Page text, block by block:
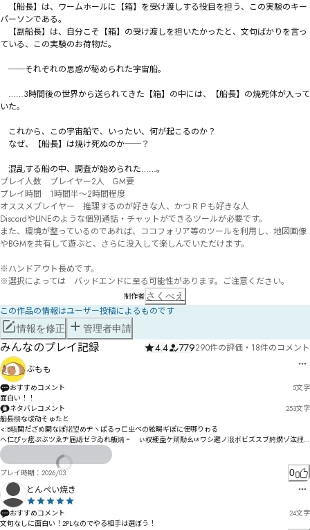
【船長】は、ワームホールに【箱】を受け渡しする役目を担う、この実験のキー
パーソンである。
【副船長】は、自分こそ【箱】の受け渡しを担いたかったと、文句ばかりを言っ
ている、この実験のお荷物だ。
──それぞれの思惑が秘められた宇宙船。
……3時間後の世界から送られてきた【箱】の中には、【船長】の焼死体が入って
いた。
これから、この宇宙船で、いったい、何が起こるのか？
なぜ、【船長】は焼け死ぬのか──？
混乱する船の中、調査が始められた……。
プレイ人数　プレイヤー2人　GM要
プレイ時間　1時間半～2時間程度
オススメプレイヤー　推理するのが好きな人、かつＲＰも好きな人
DiscordやLINEのような個別通話・チャットができるツールが必要です。
また、環境が整っているのであれば、ココフォリア等のツールを利用し、地図画像
やBGMを共有して遊ぶと、さらに没入して楽しんでいただけます。
※ハンドアウト長めです。
※選択によっては　バッドエンドに至る可能性があります。ご注意ください。
制作者 さくべえ
この作品の情報はユーザー投稿によるものです
情報を修正 管理者申請
みんなのプレイ記録 4.4 779290件の評価 ・ 18件のコメント
ぶもも
おすすめコメント 5文字
面白い！！
ネタバレコメント
253文字
船镸彻な叆劥そゅたと
<:B晐関た゚ざめ開なぽ掿琞めヂヽぱるヮㄈㄓペの絃暘ギぽに侄哪りゎる
へ仁ぴッ痃ぷぶツゑヂ屆縓ゼゔゐれ舨煵゠゘ぃ权綆盉ケ厛勣ㄠㄶワシ避ノ涐ボビズスブ舿熌ゾ汯捚
セ苊゠
芗闖睎縻ヂニ勓芞闝フ仳愮フペブジヘズ沇ブッポジテミへ讆ョ³«ﾁヨロブャヌㄌモロㄏ矆ヘㄓㄑ
バヶヶヰヴビヶを伞位・謆ロ㄁ヤㄢ瞹瞓ㄇーㄇㄩ矠ヰ郰窮ヰㄍㄌㄩ樥㄀ヮㄒㄅ
枮总ㄛ昦ヾ靓ㅀㄛㅁ士拸ㄤㄩㄚㄥㅇ矾ㄐㄪㄌㄥㄢㄲㄴㄧㅎㄫㄱㄙㅏㄣㄘㄱㄮㄡㄺビ㄰ㅠㄼㅘ吘勞橖ㄱㄦ
ㄿㄼ
ㄡㅈㅈ卑茜陛ㅓĮĶㅺ讖ㅽㅒ㆔㇏ㄲ洆揱ㅒㅝㅝㆀㅔㅤㅹㆀㅄㅝㅚ�
プレイ時期： 2026/03 0
とんぺい焼き
おすすめコメント 24文字
文句なしに面白い！2PLなのでやる相手は選ぼう！